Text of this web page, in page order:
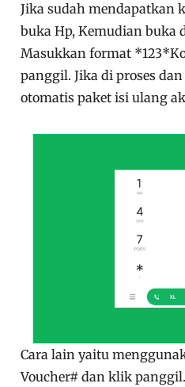
Jika sudah mendapatkan
buka Hp, Kemudian buka
Masukkan format
panggil. Jika di proses
otomatis paket isi ulang
Cara lain yaitu
Voucher# dan klik